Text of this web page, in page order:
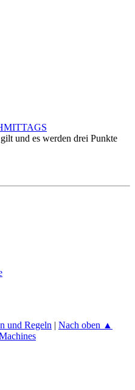
und es werden drei Punkte
und Regeln
Nach oben ▲